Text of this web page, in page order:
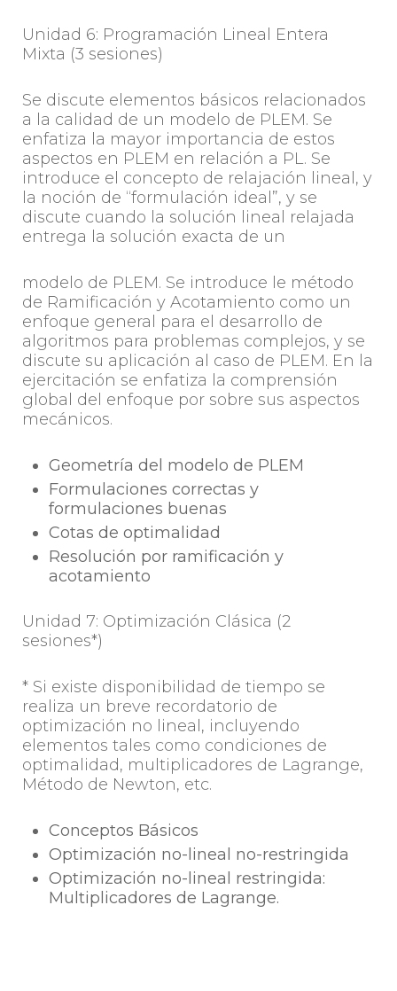
Unidad 6: Programación Lineal Entera
Mixta (3 sesiones)
Se discute elementos básicos relacionados
a la calidad de un modelo de PLEM. Se
enfatiza la mayor importancia de estos
aspectos en PLEM en relación a PL. Se
introduce el concepto de relajación lineal, y
la noción de “formulación ideal”, y se
discute cuando la solución lineal relajada
entrega la solución exacta de un
modelo de PLEM. Se introduce le método
de Ramificación y Acotamiento como un
enfoque general para el desarrollo de
algoritmos para problemas complejos, y se
discute su aplicación al caso de PLEM. En la
ejercitación se enfatiza la comprensión
global del enfoque por sobre sus aspectos
mecánicos.
Geometría del modelo de PLEM
Formulaciones correctas y
formulaciones buenas
Cotas de optimalidad
Resolución por ramificación y
acotamiento
Unidad 7: Optimización Clásica (2
sesiones*)
* Si existe disponibilidad de tiempo se
realiza un breve recordatorio de
optimización no lineal, incluyendo
elementos tales como condiciones de
optimalidad, multiplicadores de Lagrange,
Método de Newton, etc.
Conceptos Básicos
Optimización no-lineal no-restringida
Optimización no-lineal restringida:
Multiplicadores de Lagrange.